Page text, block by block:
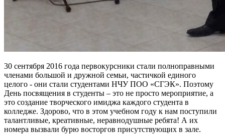
30 сентября 2016 года первокурсники стали полноправными
членами большой и дружной семьи, частичкой единого
целого - они стали студентами НЧУ ПОО «СГЭК». Поэтому
День посвящения в студенты – это не просто мероприятие, а
это создание творческого имиджа каждого студента в
колледже. Здорово, что в этом учебном году к нам поступили
талантливые, креативные, неравнодушные ребята! А их
номера вызвали бурю восторгов присутствующих в зале.